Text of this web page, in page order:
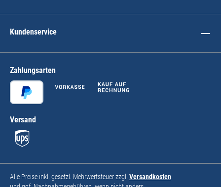
Kundenservice
Zahlungsarten
Versand
Alle Preise inkl. gesetzl. Mehrwertsteuer zzgl. Versandkosten